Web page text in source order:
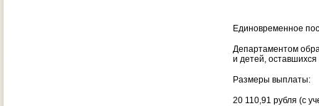
Единовременное
Департаментом
и детей,
Размеры выплаты:
20 110,91 рубля (с